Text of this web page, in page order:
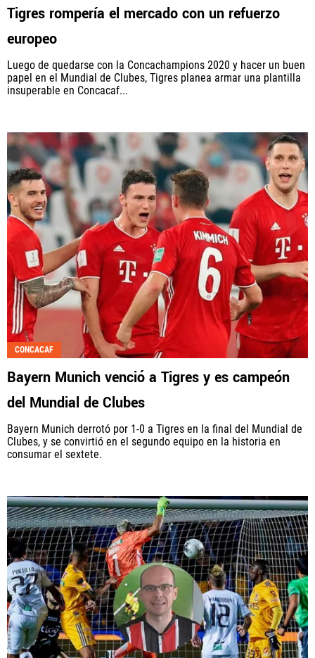
Tigres rompería el mercado con un refuerzo
europeo
Luego de quedarse con la Concachampions 2020 y hacer un buen
papel en el Mundial de Clubes, Tigres planea armar una plantilla
insuperable en Concacaf...
CONCACAF
Bayern Munich venció a Tigres y es campeón
del Mundial de Clubes
Bayern Munich derrotó por 1-0 a Tigres en la final del Mundial de
Clubes, y se convirtió en el segundo equipo en la historia en
consumar el sextete.